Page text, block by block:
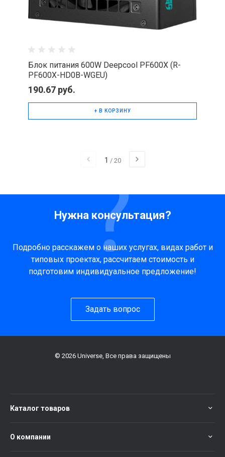
Блок питания 600W Deepcool PF600X (R-
PF600X-HD0B-WGEU)
190.67 руб.
+ В КОРЗИНУ
1 / 20
Нужна консультация?
Подробно расскажем о наших услугах, видах работ и
типовых проектах, рассчитаем стоимость и
подготовим индивидуальное предложение!
Задать вопрос
© 2026 Universe, Все права защищены
Каталог товаров
О компании